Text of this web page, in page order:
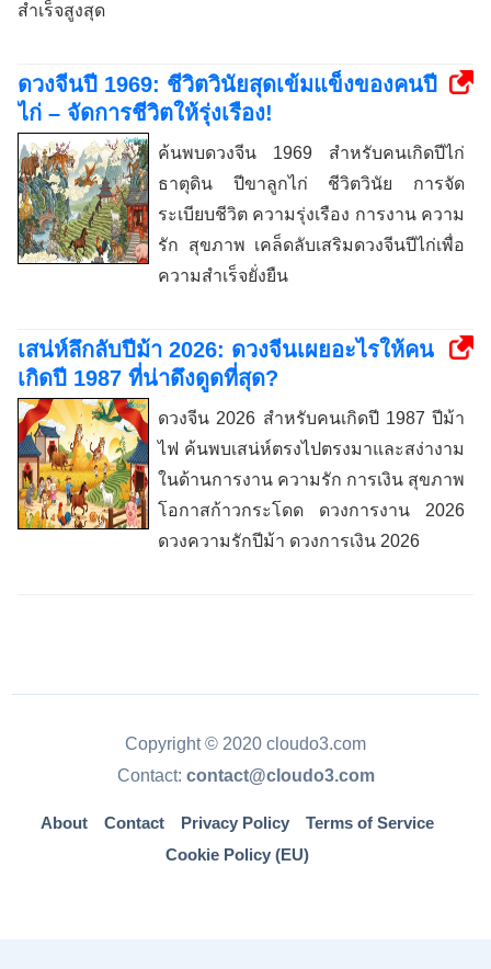
สำเร็จสูงสุด
ดวงจีนปี 1969: ชีวิตวินัยสุดเข้มแข็งของคนปี
ไก่ – จัดการชีวิตให้รุ่งเรือง!
ค้นพบดวงจีน 1969 สำหรับคนเกิดปีไก่
ธาตุดิน ปีขาลูกไก่ ชีวิตวินัย การจัด
ระเบียบชีวิต ความรุ่งเรือง การงาน ความ
รัก สุขภาพ เคล็ดลับเสริมดวงจีนปีไก่เพื่อ
ความสำเร็จยั่งยืน
เสน่ห์ลึกลับปีม้า 2026: ดวงจีนเผยอะไรให้คน
เกิดปี 1987 ที่น่าดึงดูดที่สุด?
ดวงจีน 2026 สำหรับคนเกิดปี 1987 ปีม้า
ไฟ ค้นพบเสน่ห์ตรงไปตรงมาและสง่างาม
ในด้านการงาน ความรัก การเงิน สุขภาพ
โอกาสก้าวกระโดด ดวงการงาน 2026
ดวงความรักปีม้า ดวงการเงิน 2026
Copyright © 2020 cloudo3.com
Contact: contact@cloudo3.com
About Contact Privacy Policy
Terms of Service
Cookie Policy (EU)